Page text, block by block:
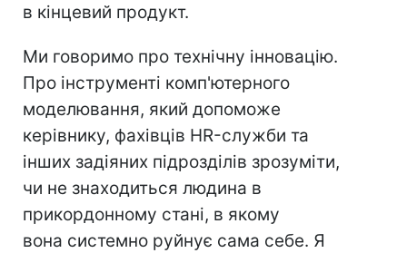
в кінцевий продукт.
Ми говоримо про технічну інновацію.
Про інструменті комп'ютерного
моделювання, який допоможе
керівнику, фахівців HR-служби та
інших задіяних підрозділів зрозуміти,
чи не знаходиться людина в
прикордонному стані, в якому
вона системно руйнує сама себе. Я